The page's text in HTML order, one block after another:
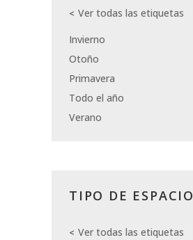
Ver todas las etiquetas
Invierno
Otoño
Primavera
Todo el año
Verano
TIPO DE ESPACIO
Ver todas las etiquetas